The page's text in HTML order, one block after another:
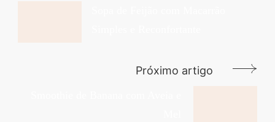
Próximo artigo